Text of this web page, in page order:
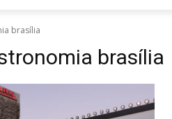
brasília
brasília